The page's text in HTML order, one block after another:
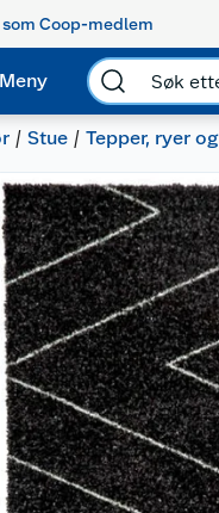
Coop-medlem
Meny
Stue Tepper, ryer